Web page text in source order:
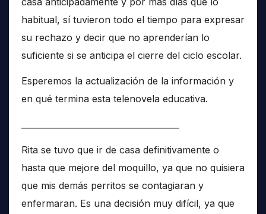
habitual, sí tuvieron todo el tiempo para expresar
su rechazo y decir que no aprenderían lo
suficiente si se anticipa el cierre del ciclo escolar.
Esperemos la actualización de la información y
en qué termina esta telenovela educativa.
Rita se tuvo que ir de casa definitivamente o
hasta que mejore del moquillo, ya que no quisiera
que mis demás perritos se contagiaran y
enfermaran. Es una decisión muy difícil, ya que